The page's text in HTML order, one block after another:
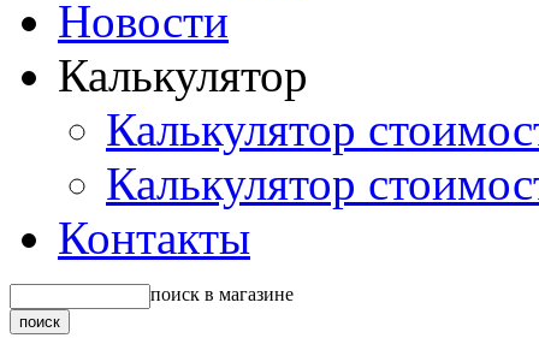
Новости
Калькулятор
Калькулятор
Калькулятор
Контакты
поиск в магазине